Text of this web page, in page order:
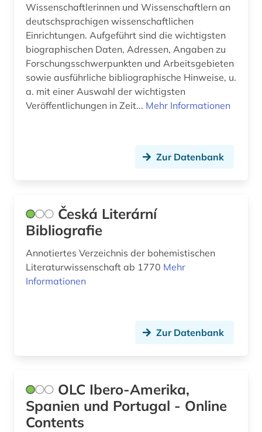
ethik (2)
ethnologie (2)
europa (3)
evolutionsbiologie (1)
exil (1)
familienforschung (1)
fernerkundung (1)
fest (1)
wissen­schaft (1)
fid musikwissenschaft (1)
fid ost-, ostmittel- und südosteuropa (1)
Wissenschaftlerinnen und Wissenschaftlern an
deutschsprachigen wissenschaftlichen
Einrichtungen. Aufgeführt sind die wichtigsten
biographischen Daten, Adressen, Angaben zu
Forschungsschwerpunkten und Arbeitsgebieten
sowie ausführliche bibliographische Hinweise, u.
a. mit einer Auswahl der wichtigsten
Veröffentlichungen in Zeit... Mehr Informationen
Zur Datenbank
Česká Literární
Bibliografie
Annotiertes Verzeichnis der bohemistischen
Literaturwissenschaft ab 1770 Mehr
Informationen
Zur Datenbank
OLC Ibero-Amerika,
Spanien und Portugal - Online
Contents